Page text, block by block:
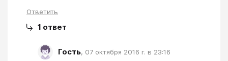
Ответить
1 ответ
Гость, 07 октября 2016 г. в 23:16